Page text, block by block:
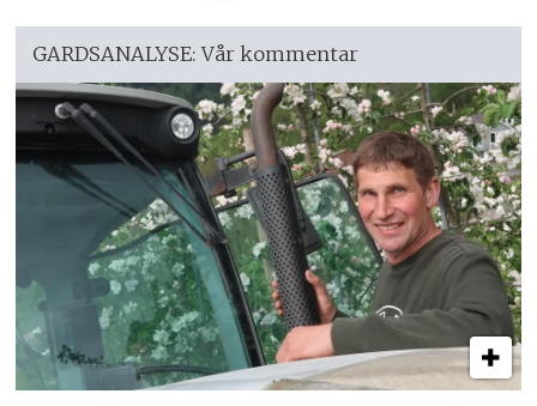
GARDSANALYSE: Vår kommentar